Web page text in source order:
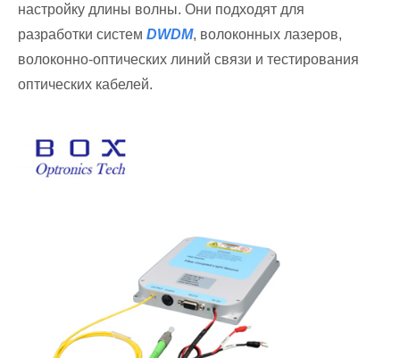
настройку длины волны. Они подходят для
разработки систем DWDM, волоконных лазеров,
волоконно-оптических линий связи и тестирования
оптических кабелей.